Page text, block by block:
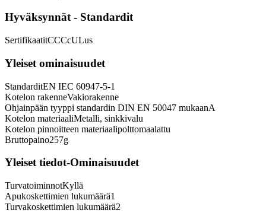
Hyväksynnät - Standardit
SertifikaatitCCCcULus
Yleiset ominaisuudet
StandarditEN IEC 60947-5-1
Kotelon rakenneVakiorakenne
Ohjainpään tyyppi standardin DIN EN 50047 mukaanA
Kotelon materiaaliMetalli, sinkkivalu
Kotelon pinnoitteen materiaalipolttomaalattu
Bruttopaino257g
Yleiset tiedot-Ominaisuudet
TurvatoiminnotKyllä
Apukoskettimien lukumäärä1
Turvakoskettimien lukumäärä2